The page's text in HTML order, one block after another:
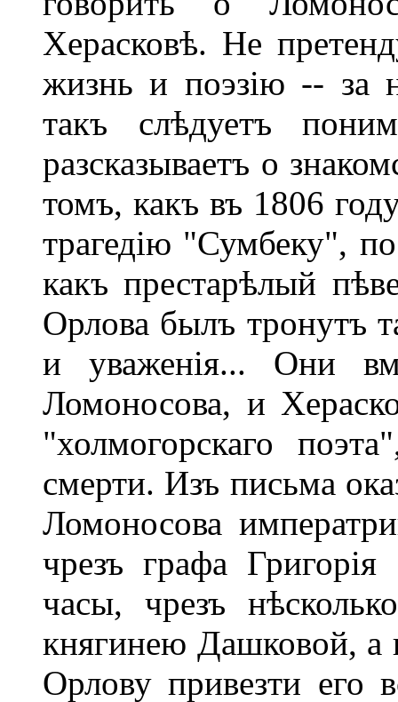
Херасковѣ. Не
жизнь и поэзію -- за
такъ слѣдуетъ
разсказываетъ о
томъ, какъ въ 1806
трагедію "Сумбеку",
какъ престарѣлый
Орлова былъ тронутъ
и уваженія... Они
Ломоносова, и
"холмогорскаго
смерти. Изъ письма
Ломоносова
чрезъ графа
часы, чрезъ
княгинею Дашковой, а
Орлову привезти его